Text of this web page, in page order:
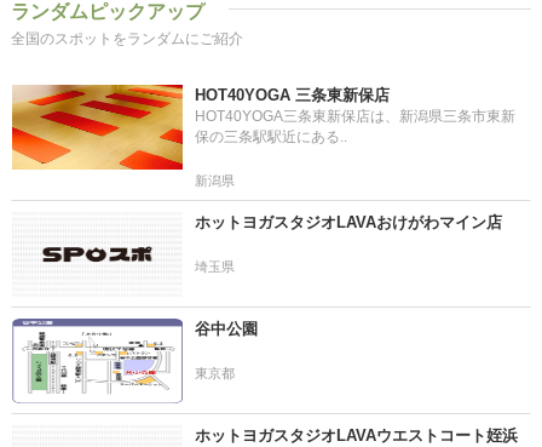
ランダムピックアップ
全国のスポットをランダムにご紹介
HOT40YOGA 三条東新保店
HOT40YOGA三条東新保店は、新潟県三条市東新
保の三条駅駅近にある..
新潟県
ホットヨガスタジオLAVAおけがわマイン店
埼玉県
谷中公園
東京都
ホットヨガスタジオLAVAウエストコート姪浜